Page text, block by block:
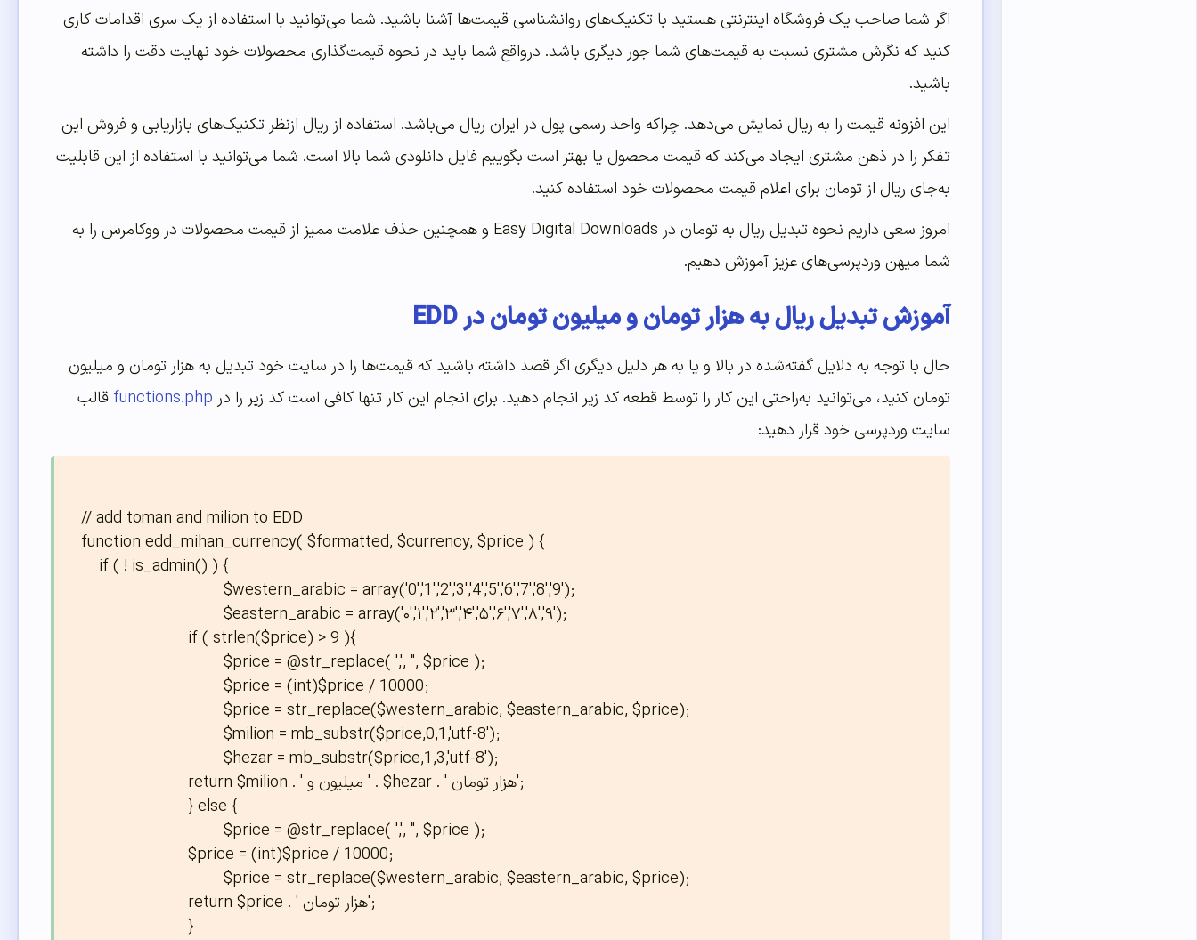
اگر شما صاحب یک فروشگاه اینترنتی هستید با تکنیک‌های روانشناسی قیمت‌‌‌‌‌ها آشنا باشید. شما می‌توانید با استفاده از یک سری اقدامات کاری
کنید که نگرش مشتری نسبت به قیمت‌های شما جور دیگری باشد. درواقع شما باید در نحوه قیمت‌گذاری محصولات خود نهایت دقت را داشته
باشید.
این افزونه قیمت را به ریال نمایش می‌دهد. چراکه واحد رسمی پول در ایران ریال می‌باشد. استفاده از ریال ازنظر تکنیک‌های بازاریابی و فروش این
تفکر را در ذهن مشتری ایجاد می‌کند که قیمت محصول یا بهتر است بگوییم فایل دانلودی شما بالا است. شما می‌توانید با استفاده از این قابلیت
به‌جای ریال از تومان برای اعلام قیمت محصولات خود استفاده کنید.
امروز سعی داریم نحوه تبدیل ریال به تومان در Easy Digital Downloads و همچنین حذف علامت ممیز از قیمت محصولات در ووکامرس را به
شما میهن وردپرسی‌‌‌‌‌های عزیز آموزش دهیم.
آموزش تبدیل ریال به هزار تومان و میلیون تومان در EDD
حال با توجه به دلایل گفته‌شده در بالا و یا به هر دلیل دیگری اگر قصد داشته باشید که قیمت‌ها را در سایت خود تبدیل به هزار تومان و میلیون
تومان کنید، می‌توانید به‌راحتی این کار را توسط قطعه کد زیر انجام دهید. برای انجام این کار تنها کافی است کد زیر را در functions.php قالب
سایت وردپرسی خود قرار دهید:
// add toman and milion to EDD
function edd_mihan_currency( $formatted, $currency, $price ) {